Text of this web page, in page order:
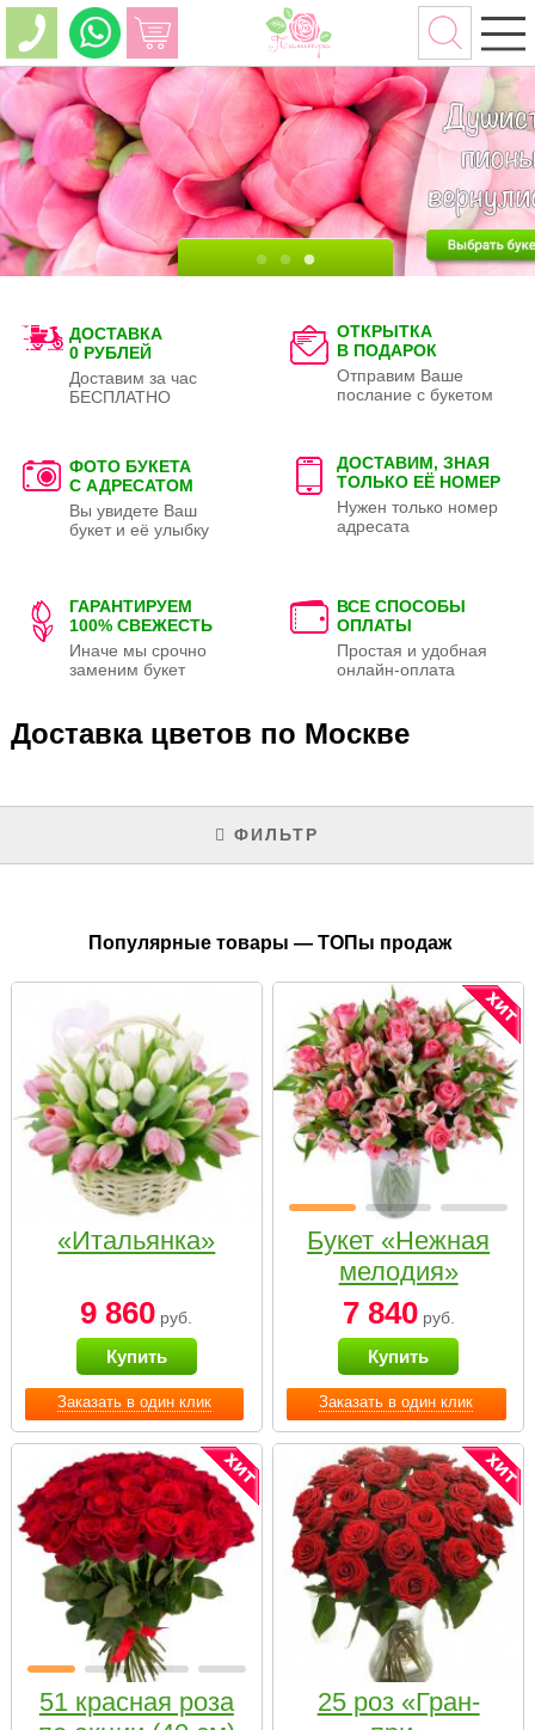
ДОСТАВКА
0 РУБЛЕЙ
Доставим за час
БЕСПЛАТНО
ОТКРЫТКА
В ПОДАРОК
Отправим Ваше
послание с букетом
ФОТО БУКЕТА
С АДРЕСАТОМ
Вы увидете Ваш
букет и её улыбку
ДОСТАВИМ, ЗНАЯ
ТОЛЬКО ЕЁ НОМЕР
Нужен только номер
адресата
ГАРАНТИРУЕМ
100% СВЕЖЕСТЬ
Иначе мы срочно
заменим букет
ВСЕ СПОСОБЫ
ОПЛАТЫ
Простая и удобная
онлайн-оплата
Доставка цветов по Москве
ФИЛЬТР
Популярные товары — ТОПы продаж
Заказать в один клик
«Итальянка»
9 860 руб.
Купить
Заказать в один клик
Букет «Нежная
мелодия»
7 840руб.
Купить
51 красная роза
25 роз «Гран-